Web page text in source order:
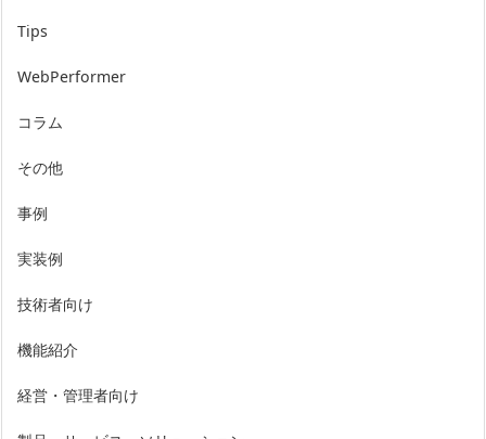
Tips
WebPerformer
コラム
その他
事例
実装例
技術者向け
機能紹介
経営・管理者向け